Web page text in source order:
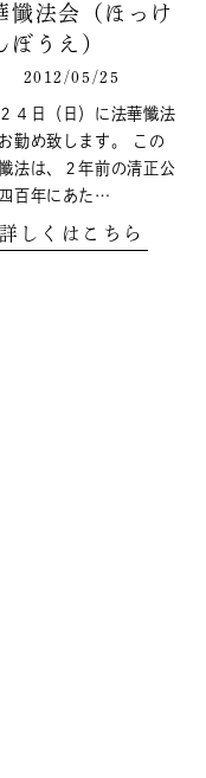
懺法会（ほっけ
ぼうえ）
2012/05/25
４日（日）に法華懺法
勤め致します。 この
法は、２年前の清正公
百年にあた…
詳しくはこちら